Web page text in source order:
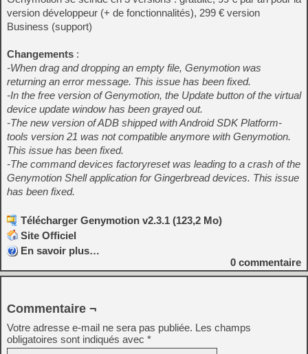
version développeur (+ de fonctionnalités), 299 € version
Business (support)
Changements :
-When drag and dropping an empty file, Genymotion was
returning an error message. This issue has been fixed.
-In the free version of Genymotion, the Update button of the virtual
device update window has been grayed out.
-The new version of ADB shipped with Android SDK Platform-
tools version 21 was not compatible anymore with Genymotion.
This issue has been fixed.
-The command devices factoryreset was leading to a crash of the
Genymotion Shell application for Gingerbread devices. This issue
has been fixed.
Télécharger Genymotion v2.3.1 (123,2 Mo)
Site Officiel
En savoir plus…
0 commentaire
Commentaire ¬
Votre adresse e-mail ne sera pas publiée. Les champs
obligatoires sont indiqués avec *